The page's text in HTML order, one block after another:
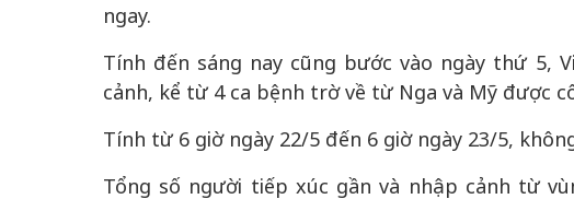
ngay.
Tính đến sáng nay cũng bước vào ngày thứ 5,
cảnh, kể từ 4 ca bệnh trờ về từ Nga và Mỹ được
Tính từ 6 giờ ngày 22/5 đến 6 giờ ngày 23/5,
Tổng số người tiếp xúc gần và nhập cảnh từ